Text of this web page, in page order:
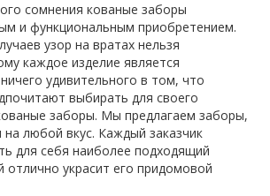
сомнения кованые заборы
и функциональным приобретением.
узор на вратах нельзя
каждое изделие является
удивительного в том, что
выбирать для своего
заборы. Мы предлагаем заборы,
на любой вкус. Каждый заказчик
для себя наиболее подходящий
отлично украсит его придомовой